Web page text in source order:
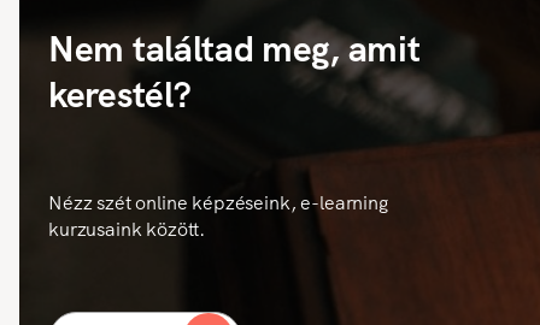
Nem találtad meg, amit
kerestél?
Nézz szét online képzéseink, e-learning
kurzusaink között.